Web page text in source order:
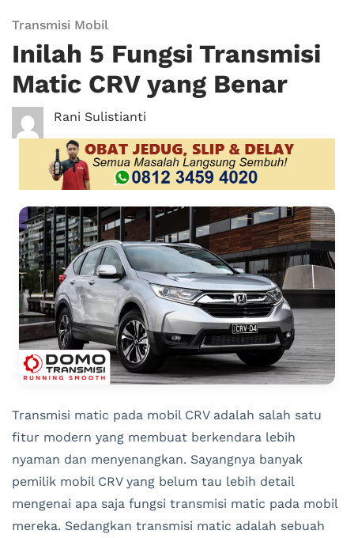
Transmisi Mobil
Inilah 5 Fungsi Transmisi
Matic CRV yang Benar
Rani Sulistianti
Transmisi matic pada mobil CRV adalah salah satu
fitur modern yang membuat berkendara lebih
nyaman dan menyenangkan. Sayangnya banyak
pemilik mobil CRV yang belum tau lebih detail
mengenai apa saja fungsi transmisi matic pada mobil
mereka. Sedangkan transmisi matic adalah sebuah